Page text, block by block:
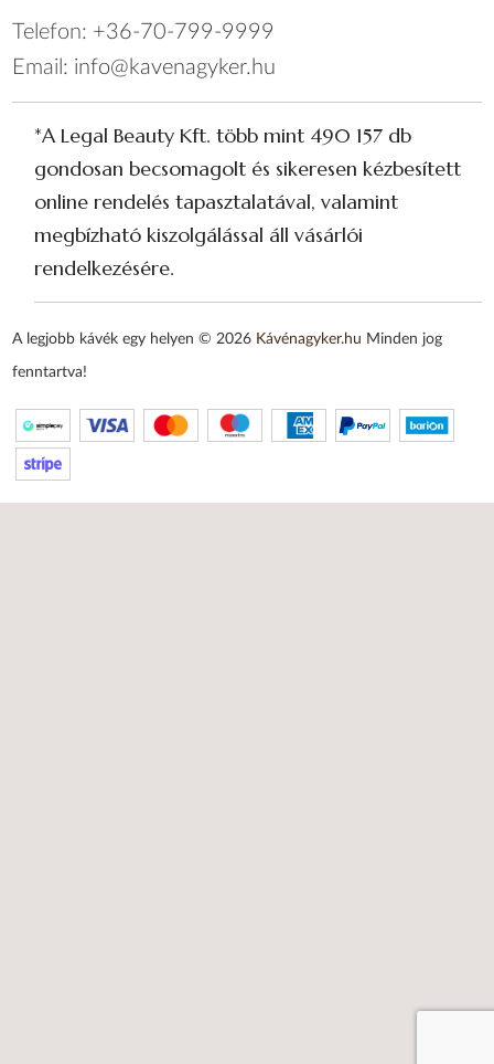
Telefon: +36-70-799-9999
Email: info@kavenagyker.hu
*A Legal Beauty Kft. több mint 490 157 db
gondosan becsomagolt és sikeresen kézbesített
online rendelés tapasztalatával, valamint
megbízható kiszolgálással áll vásárlói
rendelkezésére.
A legjobb kávék egy helyen © 2026 Kávénagyker.hu Minden jog
fenntartva!